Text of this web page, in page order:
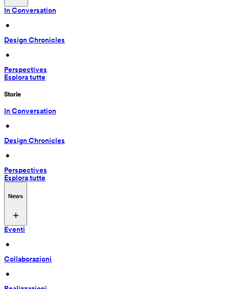
In Conversation
•
Design Chronicles
•
Perspectives
Esplora tutte
Storie
In Conversation
•
Design Chronicles
•
Perspectives
Esplora tutte
News
Eventi
•
Collaborazioni
•